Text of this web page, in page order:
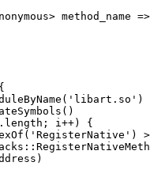
method_name
i++) {